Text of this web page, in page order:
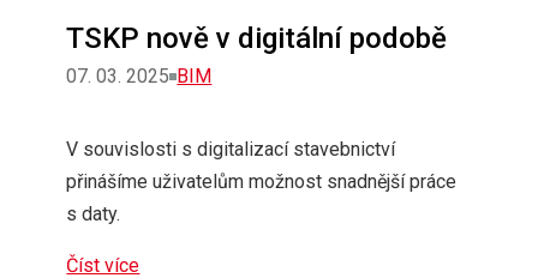
TSKP nově v digitální podobě
07. 03. 2025 Rubriky
BIM
V souvislosti s digitalizací stavebnictví
přinášíme uživatelům možnost snadnější práce
s daty.
Číst více